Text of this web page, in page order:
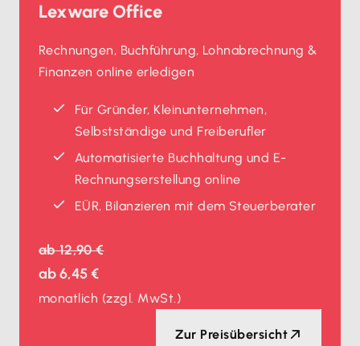
Lexware Office
Rechnungen, Buchführung, Lohnabrechnung &
Finanzen online erledigen
Für Gründer, Kleinunternehmen,
Selbstständige und Freiberufler
Automatisierte Buchhaltung und E-
Rechnungserstellung online
EÜR, Bilanzieren mit dem Steuerberater
ab12,90 €
ab6,45 €
monatlich (zzgl. MwSt.)
Zur Preisübersicht